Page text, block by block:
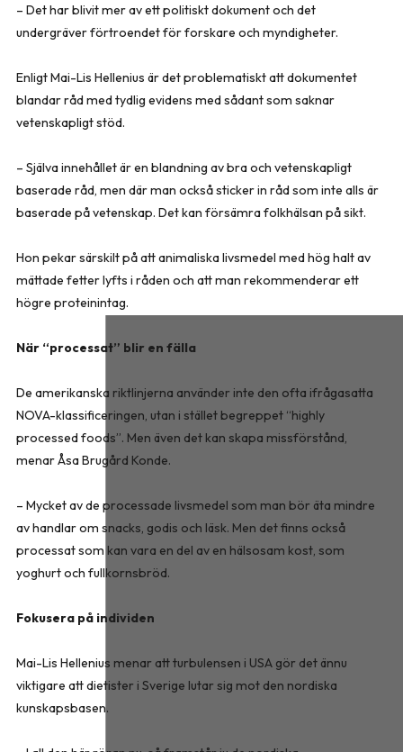
– Det har blivit mer av ett politiskt dokument och det
undergräver förtroendet för forskare och myndigheter.
Enligt Mai-Lis Hellenius är det problematiskt att dokumentet
blandar råd med tydlig evidens med sådant som saknar
vetenskapligt stöd.
– Själva innehållet är en blandning av bra och vetenskapligt
baserade råd, men där man också sticker in råd som inte alls är
baserade på vetenskap. Det kan försämra folkhälsan på sikt.
Hon pekar särskilt på att animaliska livsmedel med hög halt av
mättade fetter lyfts i råden och att man rekommenderar ett
högre proteinintag.
När “processat” blir en fälla
De amerikanska riktlinjerna använder inte den ofta ifrågasatta
NOVA-klassificeringen, utan i stället begreppet “highly
processed foods”. Men även det kan skapa missförstånd,
menar Åsa Brugård Konde.
– Mycket av de processade livsmedel som man bör äta mindre
av handlar om snacks, godis och läsk. Men det finns också
processat som kan vara en del av en hälsosam kost, som
yoghurt och fullkornsbröd.
Fokusera på individen
Mai-Lis Hellenius menar att turbulensen i USA gör det ännu
viktigare att dietister i Sverige lutar sig mot den nordiska
kunskapsbasen.